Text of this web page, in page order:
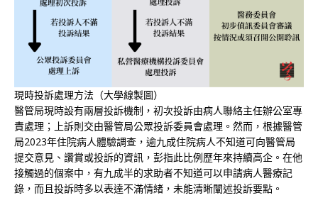
現時投訴處理方法（大學線製圖）
醫管局現時設有兩層投訴機制，初次投訴由病人聯絡主任辦公室專
責處理；上訴則交由醫管局公眾投訴委員會處理。然而，根據醫管
局2023年住院病人體驗調查，逾九成住院病人不知道可向醫管局
提交意見、讚賞或投訴的資訊，彭指此比例歷年來持續高企。在他
接觸過的個案中，有九成半的求助者不知道可以申請病人醫療記
錄，而且投訴時多以表達不滿情緒，未能清晰闡述投訴要點。